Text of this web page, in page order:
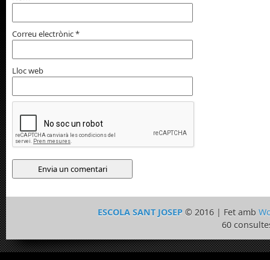
Correu electrònic*
Lloc web
ESCOLA SANT JOSEP© 2016 | Fet amb
60